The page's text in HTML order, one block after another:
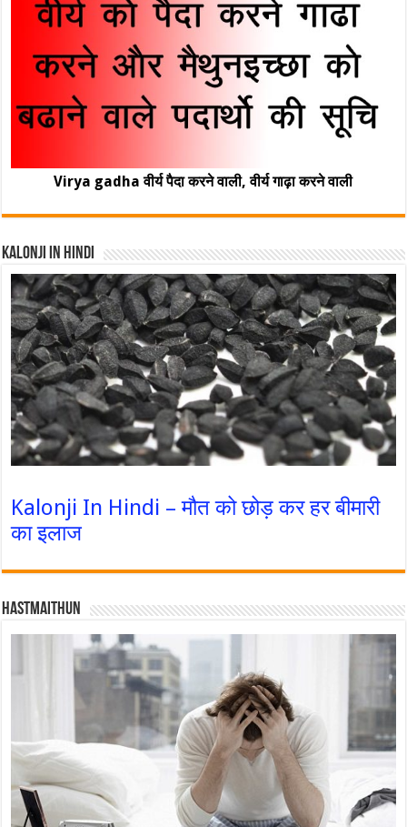
Virya gadha वीर्य पैदा करने वाली, वीर्य गाढ़ा करने वाली
Kalonji In Hindi
Kalonji In Hindi – मौत को छोड़ कर हर बीमारी
का इलाज
Hastmaithun